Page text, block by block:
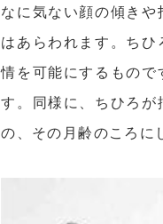
なに気ない顔の傾き
はあらわれます。ち
情を可能にするもの
す。同様に、ちひろ
の、その月齢のころに